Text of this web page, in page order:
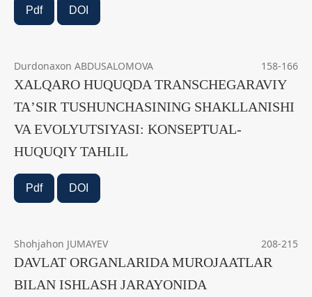
Pdf DOI
Durdonaxon ABDUSALOMOVA 158-166
XALQARO HUQUQDA TRANSCHEGARAVIY
TAʼSIR TUSHUNCHASINING SHAKLLANISHI
VA EVOLYUTSIYASI: KONSEPTUAL-
HUQUQIY TAHLIL
Pdf DOI
Shohjahon JUMAYEV 208-215
DAVLAT ORGANLARIDA MUROJAATLAR
BILAN ISHLASH JARAYONIDA